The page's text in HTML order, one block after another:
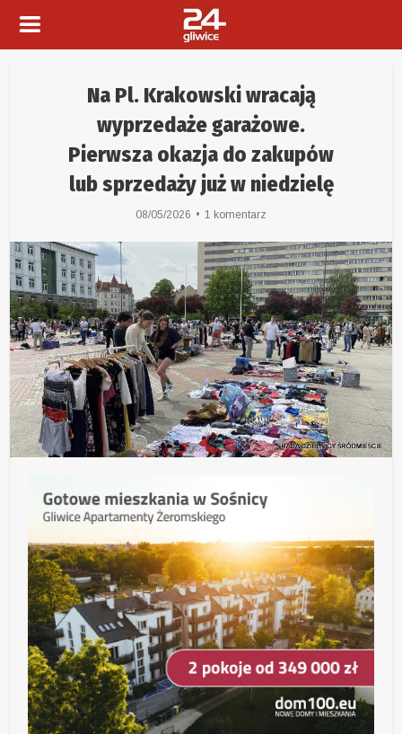
Na Pl. Krakowski wracają
wyprzedaże garażowe.
Pierwsza okazja do zakupów
lub sprzedaży już w niedzielę
08/05/2026 1 komentarz